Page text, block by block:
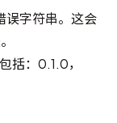
误字符串。这会
括：0.1.0，